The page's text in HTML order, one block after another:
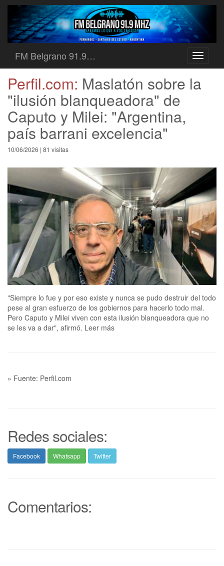
Toggle
FM Belgrano 91.9…
Perfil.com: Maslatón sobre la
"ilusión blanqueadora" de
Caputo y Milei: "Argentina,
país barrani excelencia"
10/06/2026 | 81 visitas
"Siempre lo fue y por eso existe y nunca se pudo destruir del todo
pese al gran esfuerzo de los gobiernos para hacerlo todo mal.
Pero Caputo y Milei viven con esta ilusión blanqueadora que no
se les va a dar", afirmó. Leer más
» Fuente: Perfil.com
Redes sociales:
Facebook Whatsapp Twitter
Comentarios: